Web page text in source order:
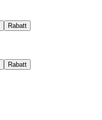
Rabatt
Rabatt